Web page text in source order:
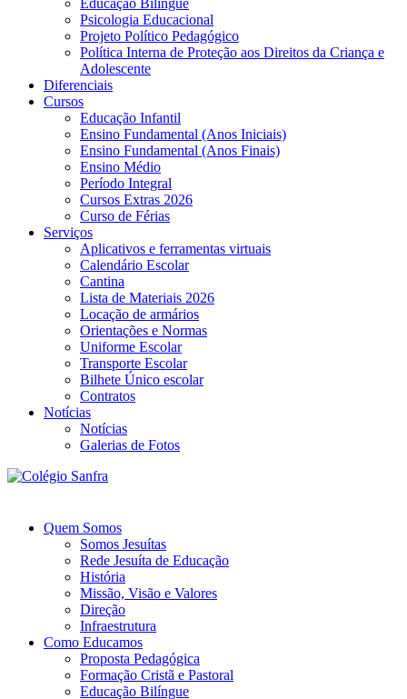
Educação Bilíngue
Psicologia Educacional
Projeto Político Pedagógico
Política Interna de Proteção aos Direitos da Criança e
Adolescente
Diferenciais
Cursos
Educação Infantil
Ensino Fundamental (Anos Iniciais)
Ensino Fundamental (Anos Finais)
Ensino Médio
Período Integral
Cursos Extras 2026
Curso de Férias
Serviços
Aplicativos e ferramentas virtuais
Calendário Escolar
Cantina
Lista de Materiais 2026
Locação de armários
Orientações e Normas
Uniforme Escolar
Transporte Escolar
Bilhete Único escolar
Contratos
Notícias
Notícias
Galerias de Fotos
Quem Somos
Somos Jesuítas
Rede Jesuíta de Educação
História
Missão, Visão e Valores
Direção
Infraestrutura
Como Educamos
Proposta Pedagógica
Formação Cristã e Pastoral
Educação Bilíngue